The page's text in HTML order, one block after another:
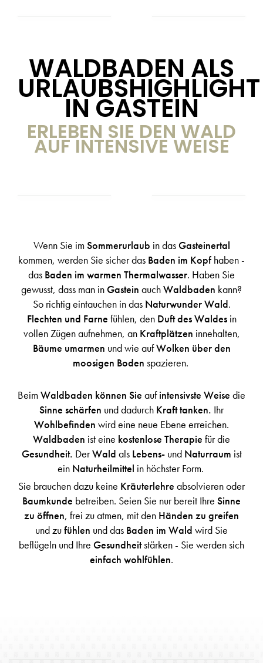
WALDBADEN ALS
URLAUBSHIGHLIGHT
IN GASTEIN
ERLEBEN SIE DEN WALD
AUF INTENSIVE WEISE
Wenn Sie imSommerurlaub in dasGasteinertal
kommen, werden Sie sicher das Baden im Kopf haben -
das Baden im warmen Thermalwasser. Haben Sie
gewusst, dass man inGastein auchWaldbaden kann?
So richtig eintauchen in das Naturwunder Wald.
Flechten und Farne fühlen, den Duft des Waldesin
vollen Zügen aufnehmen, an Kraftplätzen innehalten,
Bäume umarmen und wie aufWolken über den
moosigen Boden spazieren.
BeimWaldbaden können Sie aufintensivste Weise die
Sinne schärfen und dadurch Kraft tanken. Ihr
Wohlbefinden wird eine neue Ebene erreichen.
Waldbaden ist eine kostenlose Therapie für die
Gesundheit. DerWald als Lebens- und Naturraum ist
ein Naturheilmittel in höchster Form.
Sie brauchen dazu keine Kräuterlehre absolvieren oder
Baumkunde betreiben. Seien Sie nur bereit Ihre Sinne
zu öffnen, frei zu atmen, mit den Händen zu greifen
und zufühlen und das Baden im Wald wird Sie
beflügeln und Ihre Gesundheitstärken - Sie werden sich
einfach wohlfühlen.